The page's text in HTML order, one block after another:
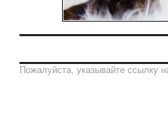
Пожалуйста, указывайте ссылку